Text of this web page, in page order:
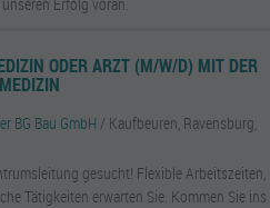
ODER ARZT (M/W/D) MIT DER
BG Bau GmbH / Kaufbeuren, Ravensburg,
gesucht! Flexible Arbeitszeiten,
Tätigkeiten erwarten Sie. Kommen Sie ins